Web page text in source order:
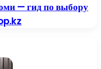
— гид по выбору